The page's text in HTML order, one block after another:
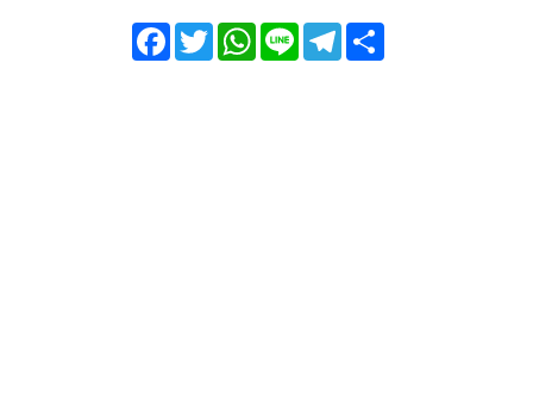
FacebookTwitterWhatsApp
Line Telegram